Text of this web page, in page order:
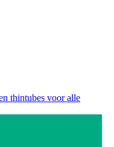
thintubes voor alle